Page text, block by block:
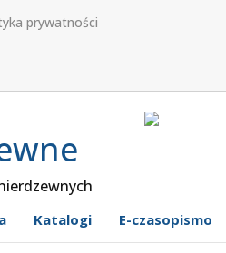
prywatności
Katalogi E-czasopismo